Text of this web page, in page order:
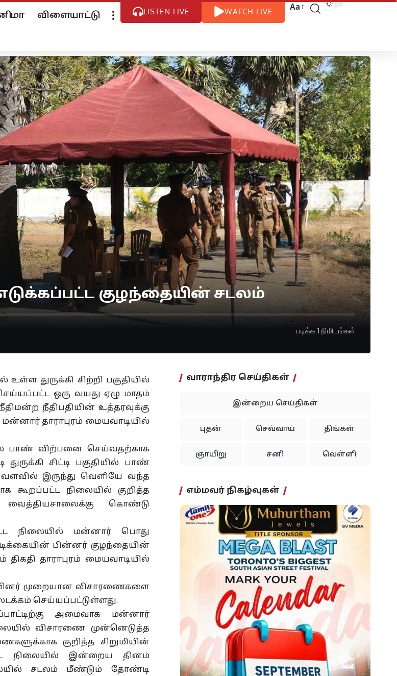
விளையாட்டு LISTEN LIVE WATCH LIVE Aa
குழந்தையின் சடலம்
படிக்க 1 நிமிடங்கள்
உள்ள துருக்கி சிற்றி பகுதியில்
ஒரு வயது ஏழு மாதம்
நீதிபதியின் உத்தரவுக்கு
தாராபுரம் மையவாடியில்
பாண் விற்பனை செய்வதற்காக
சிட்டி பகுதியில் பாண்
வளவில் இருந்து வெளியே வந்த
கூறப்பட்ட நிலையில் குறித்த
கொண்டு
நிலையில் மன்னார் பொது
பின்னர் குழந்தையின்
தாராபுரம் மையவாடியில்
முறையான விசாரணைகளை
செய்யப்பட்டுள்ளது.
அமைவாக மன்னார்
விசாரணை முன்னெடுத்த
குறித்த சிறுமியின்
நிலையில் இன்றைய தினம்
சடலம் மீண்டும் தோண்டி
வாராந்திர செய்திகள்
இன்றைய செய்திகள்
புதன் செவ்வாய் திங்கள்
ஞாயிறு சனி வெள்ளி
எம்மவர் நிகழ்வுகள்